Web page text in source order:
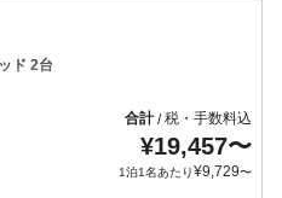
ド 2台
合計/税・手数料込
¥19,457〜
1泊1名あたり¥9,729〜